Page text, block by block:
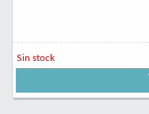
Sin stock